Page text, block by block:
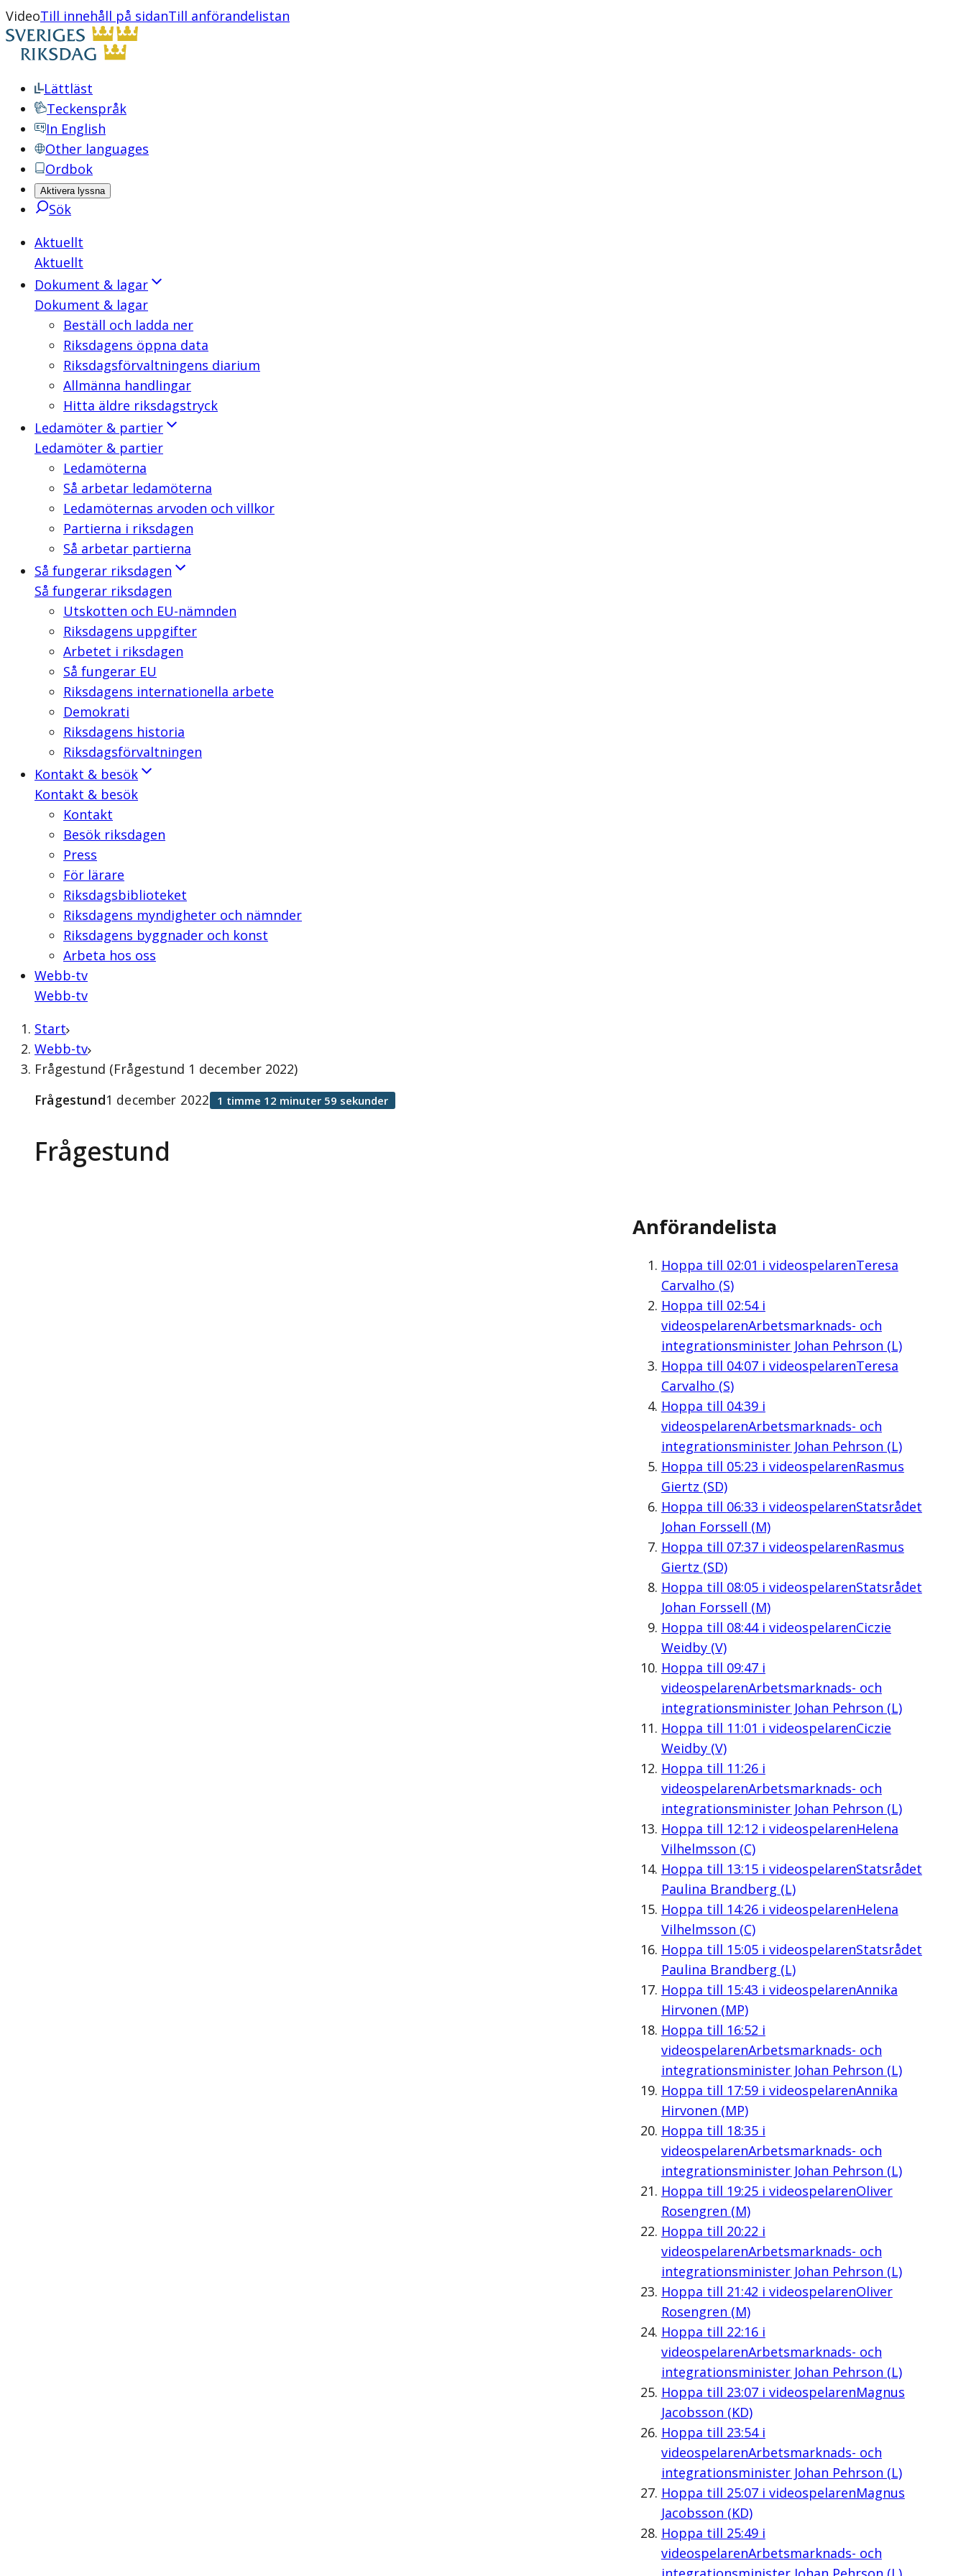
VideoTill innehåll på sidanTill anförandelistan
Lättläst
Teckenspråk
In English
Other languages
Ordbok
Aktivera lyssna
Sök
Aktuellt
Aktuellt
Dokument & lagar
Dokument & lagar
Beställ och ladda ner
Riksdagens öppna data
Riksdagsförvaltningens diarium
Allmänna handlingar
Hitta äldre riksdagstryck
Ledamöter & partier
Ledamöter & partier
Ledamöterna
Så arbetar ledamöterna
Ledamöternas arvoden och villkor
Partierna i riksdagen
Så arbetar partierna
Så fungerar riksdagen
Så fungerar riksdagen
Utskotten och EU-nämnden
Riksdagens uppgifter
Arbetet i riksdagen
Så fungerar EU
Riksdagens internationella arbete
Demokrati
Riksdagens historia
Riksdagsförvaltningen
Kontakt & besök
Kontakt & besök
Kontakt
Besök riksdagen
Press
För lärare
Riksdagsbiblioteket
Riksdagens myndigheter och nämnder
Riksdagens byggnader och konst
Arbeta hos oss
Webb-tv
Webb-tv
Start
Webb-tv
Frågestund (Frågestund 1 december 2022)
Frågestund
Frågestund1 december 2022 1 timme 12 minuter 59 sekunder
Anförandelista
Hoppa till 02:01 i videospelarenTeresa
Carvalho (S)
Hoppa till 02:54i
videospelarenArbetsmarknads- och
integrationsminister Johan Pehrson (L)
Hoppa till 04:07i videospelarenTeresa
Carvalho (S)
Hoppa till 04:39i
videospelarenArbetsmarknads- och
integrationsminister Johan Pehrson (L)
Hoppa till 05:23 i videospelarenRasmus
Giertz (SD)
Hoppa till 06:33 i videospelarenStatsrådet
Johan Forssell (M)
Hoppa till 07:37i videospelarenRasmus
Giertz (SD)
Hoppa till 08:05i videospelarenStatsrådet
Johan Forssell (M)
Hoppa till 08:44i videospelarenCiczie
Weidby (V)
Hoppa till 09:47i
videospelarenArbetsmarknads- och
integrationsminister Johan Pehrson (L)
Hoppa till 11:01 i videospelarenCiczie
Weidby (V)
Hoppa till 11:26i
videospelarenArbetsmarknads- och
integrationsminister Johan Pehrson (L)
Hoppa till 12:12 i videospelarenHelena
Vilhelmsson (C)
Hoppa till 13:15i videospelarenStatsrådet
Paulina Brandberg (L)
Hoppa till 14:26i videospelarenHelena
Vilhelmsson (C)
Hoppa till 15:05i videospelarenStatsrådet
Paulina Brandberg (L)
Hoppa till 15:43 i videospelarenAnnika
Hirvonen (MP)
Hoppa till 16:52 i
videospelarenArbetsmarknads- och
integrationsminister Johan Pehrson (L)
Hoppa till 17:59i videospelarenAnnika
Hirvonen (MP)
Hoppa till 18:35i
videospelarenArbetsmarknads- och
integrationsminister Johan Pehrson (L)
Hoppa till 19:25i videospelarenOliver
Rosengren (M)
Hoppa till 20:22 i
videospelarenArbetsmarknads- och
integrationsminister Johan Pehrson (L)
Hoppa till 21:42 i videospelarenOliver
Rosengren (M)
Hoppa till 22:16i
videospelarenArbetsmarknads- och
integrationsminister Johan Pehrson (L)
Hoppa till 23:07i videospelarenMagnus
Jacobsson (KD)
Hoppa till 23:54i
videospelarenArbetsmarknads- och
integrationsminister Johan Pehrson (L)
Hoppa till 25:07i videospelarenMagnus
Jacobsson (KD)
Hoppa till 25:49i
videospelarenArbetsmarknads- och